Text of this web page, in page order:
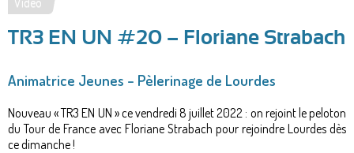
Vous
êtes
ici
TR3 EN UN #20 – Floriane Strabach
Animatrice Jeunes – Pèlerinage de Lourdes
Nouveau « TR3 EN UN » ce vendredi 8 juillet 2022 : on rejoint le peloton
du Tour de France avec Floriane Strabach pour rejoindre Lourdes dès
ce dimanche !